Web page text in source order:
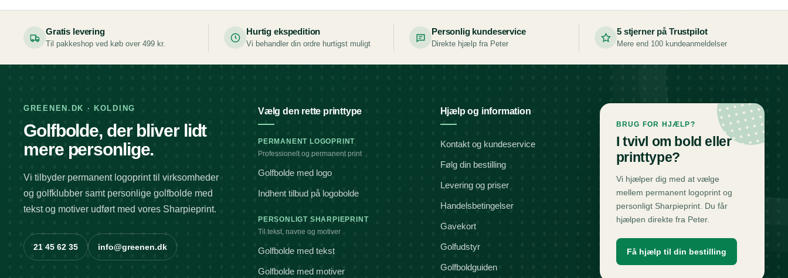
Gratis levering
Til pakkeshop ved køb over 499 kr.
Hurtig ekspedition
Vi behandler din ordre hurtigst muligt
Personlig kundeservice
Direkte hjælp fra Peter
5 stjerner på Trustpilot
Mere end 100 kundeanmeldelser
GREENEN.DK · KOLDING
Golfbolde, der bliver lidt
mere personlige.
Vi tilbyder permanent logoprint til virksomheder
og golfklubber samt personlige golfbolde med
tekst og motiver udført med vores Sharpieprint.
21 45 62 35 info@greenen.dk
Vælg den rette printtype
PERMANENT LOGOPRINT
Professionelt og permanent print
Golfbolde med logo
Indhent tilbud på logobolde
PERSONLIGT SHARPIEPRINT
Til tekst, navne og motiver
Golfbolde med tekst
Golfbolde med motiver
Hjælp og information
Kontakt og kundeservice
Følg din bestilling
Levering og priser
Handelsbetingelser
Gavekort
Golfudstyr
Golfboldguiden
BRUG FOR HJÆLP?
I tvivl om bold eller
printtype?
Vi hjælper dig med at vælge
mellem permanent logoprint og
personligt Sharpieprint. Du får
hjælpen direkte fra Peter.
Få hjælp til din bestilling